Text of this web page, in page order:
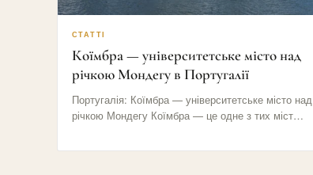
СТАТТІ
Коїмбра — університетське місто над
річкою Мондегу в Португалії
Португалія: Коїмбра — університетське місто над
річкою Мондегу Коїмбра — це одне з тих міст